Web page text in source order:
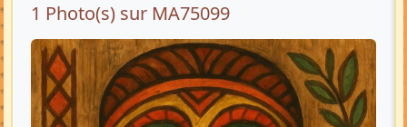
1 Photo(s) sur MA75099